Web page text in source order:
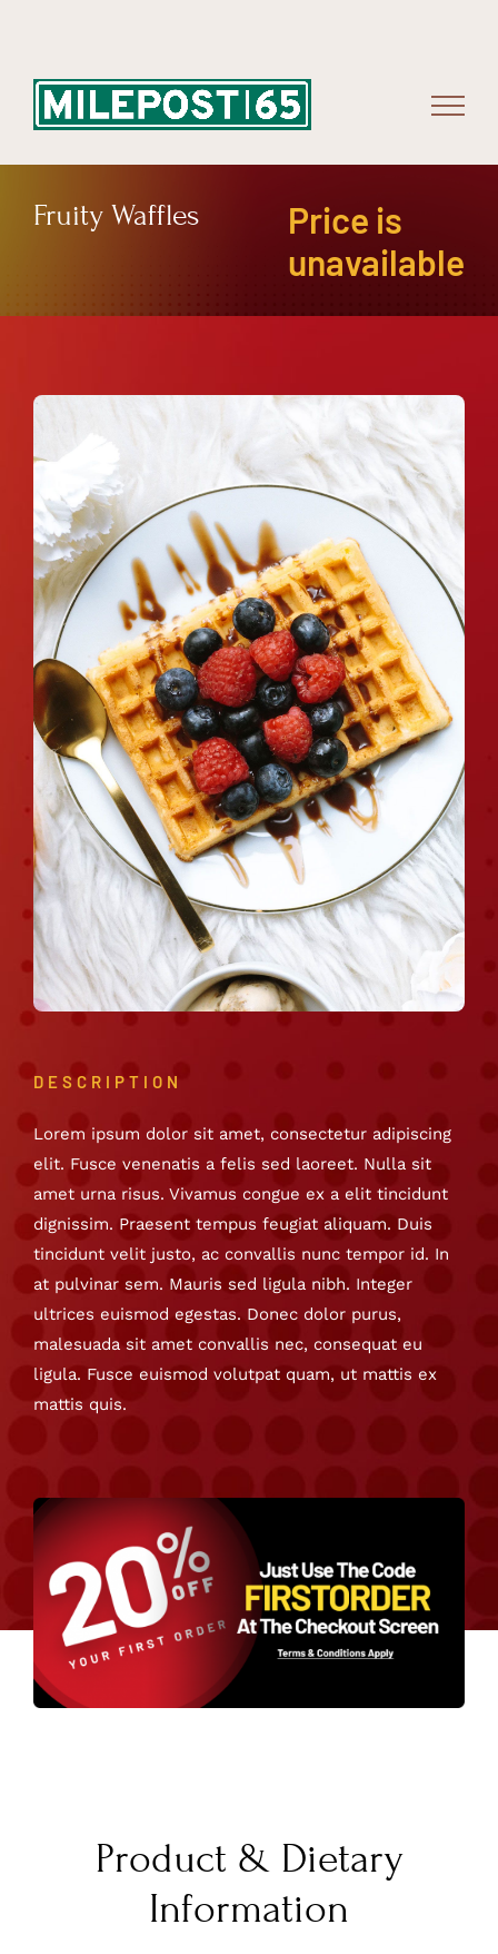
Fruity Waffles
Price is
unavailable
DESCRIPTION
Lorem ipsum dolor sit amet, consectetur adipiscing
elit. Fusce venenatis a felis sed laoreet. Nulla sit
amet urna risus. Vivamus congue ex a elit tincidunt
dignissim. Praesent tempus feugiat aliquam. Duis
tincidunt velit justo, ac convallis nunc tempor id. In
at pulvinar sem. Mauris sed ligula nibh. Integer
ultrices euismod egestas. Donec dolor purus,
malesuada sit amet convallis nec, consequat eu
ligula. Fusce euismod volutpat quam, ut mattis ex
mattis quis.
Product & Dietary
Information